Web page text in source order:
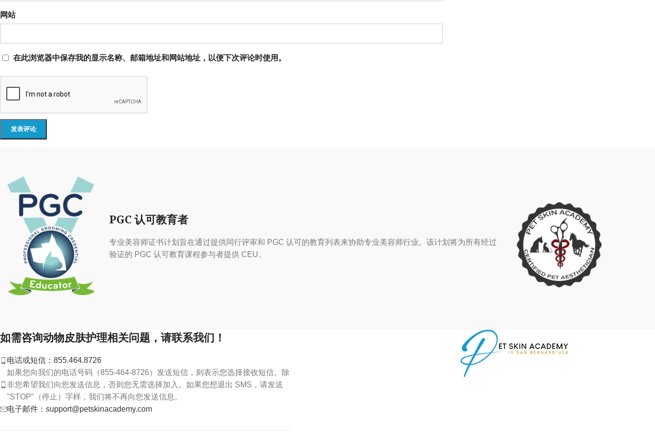
网站
在此浏览器中保存我的显示名称、邮箱地址和网站地址，以便下次评论时使用。
PGC 认可教育者
专业美容师证书计划旨在通过提供同行评审和 PGC 认可的教育列表来协助专业美容师行业。该计划将为所有经过
验证的 PGC 认可教育课程参与者提供 CEU。
如需咨询动物皮肤护理相关问题，请联系我们！
电话或短信：855.464.8726
如果您向我们的电话号码（855-464-8726）发送短信，则表示您选择接收短信。除
非您希望我们向您发送信息，否则您无需选择加入。如果您想退出 SMS，请发送
"STOP"（停止）字样，我们将不再向您发送信息。
电子邮件：support@petskinacademy.com